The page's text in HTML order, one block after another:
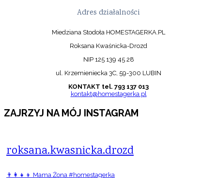
Adres działalności
Miedziana Stodoła HOMESTAGERKA.PL
Roksana Kwaśnicka-Drozd
NIP 125 139 45 28
ul. Krzemieniecka 3C, 59-300 LUBIN
KONTAKT tel. 793 137 013
kontakt@homestagerka.pl
ZAJRZYJ NA MÓJ INSTAGRAM
roksana.kwasnicka.drozd
👨‍👩‍👧‍👦 Mama Żona #homestagerka